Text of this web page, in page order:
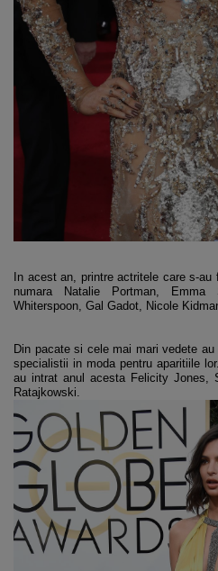
In acest an, printre actritele care s-
numara Natalie Portman, Emma
Whiterspoon, Gal Gadot, Nicole
Din pacate si cele mai mari vedete
specialistii in moda pentru aparitiile
au intrat anul acesta Felicity Jones,
Ratajkowski.